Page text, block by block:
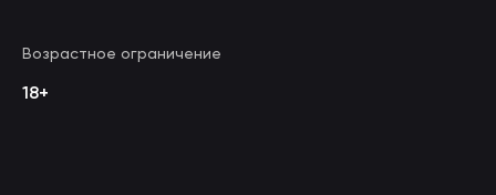
Возрастное ограничение
18+